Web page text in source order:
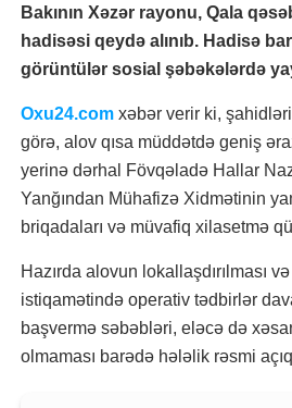
Bakının Xəzər rayonu, Qala
hadisəsi qeydə alınıb. Hadisə
görüntülər sosial şəbəkələrdə
Oxu24.com xəbər verir ki,
görə, alov qısa müddətdə geniş
yerinə dərhal Fövqəladə Hallar
Yanğından Mühafizə Xidmətinin
briqadaları və müvafiq xilasetmə
Hazırda alovun lokallaşdırılması
istiqamətində operativ tədbirlər
başvermə səbəbləri, eləcə də
olmaması barədə hələlik rəsmi